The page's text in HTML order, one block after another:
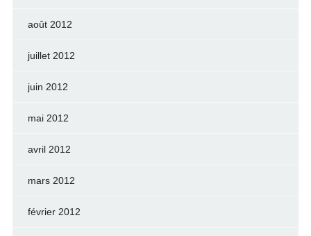
août 2012
juillet 2012
juin 2012
mai 2012
avril 2012
mars 2012
février 2012